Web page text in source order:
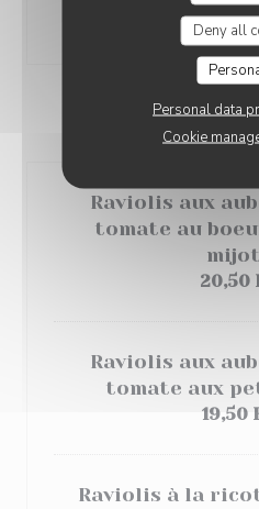
Deny all
Personal data
Cookie
SUP BURRATA
Raviolis aux
tomate au
20,50
Raviolis aux
tomate aux
19,50
Raviolis à la